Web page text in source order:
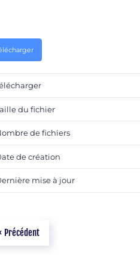
du fichier
de fichiers
de création
mise à jour
Précédent